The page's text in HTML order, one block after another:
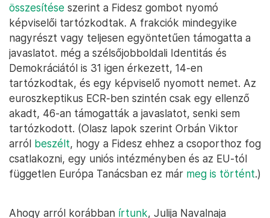
összesítése szerint a Fidesz gombot nyomó
képviselői tartózkodtak. A frakciók mindegyike
nagyrészt vagy teljesen egyöntetűen támogatta a
javaslatot. még a szélsőjobboldali Identitás és
Demokráciától is 31 igen érkezett, 14-en
tartózkodtak, és egy képviselő nyomott nemet. Az
euroszkeptikus ECR-ben szintén csak egy ellenző
akadt, 46-an támogatták a javaslatot, senki sem
tartózkodott. (Olasz lapok szerint Orbán Viktor
arról beszélt, hogy a Fidesz ehhez a csoporthoz fog
csatlakozni, egy uniós intézményben és az EU-tól
független Európa Tanácsban ez már meg is történt.)
Ahogy arról korábban írtunk, Julija Navalnaja